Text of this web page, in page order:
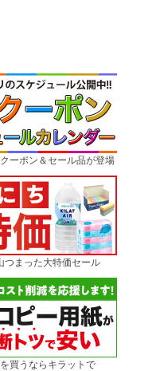
ーポン＆セール品が登場
つまった大特価セール
買うならキラットで